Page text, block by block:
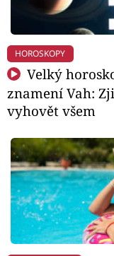
HOROSKOPY
Velký
znamení Vah:
vyhovět všem